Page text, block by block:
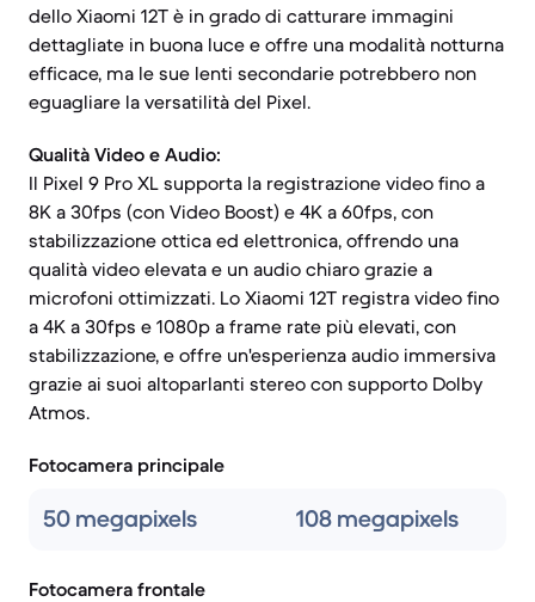
dello Xiaomi 12T è in grado di catturare immagini
dettagliate in buona luce e offre una modalità notturna
efficace, ma le sue lenti secondarie potrebbero non
eguagliare la versatilità del Pixel.
Qualità Video e Audio:
Il Pixel 9 Pro XL supporta la registrazione video fino a
8K a 30fps (con Video Boost) e 4K a 60fps, con
stabilizzazione ottica ed elettronica, offrendo una
qualità video elevata e un audio chiaro grazie a
microfoni ottimizzati. Lo Xiaomi 12T registra video fino
a 4K a 30fps e 1080p a frame rate più elevati, con
stabilizzazione, e offre un'esperienza audio immersiva
grazie ai suoi altoparlanti stereo con supporto Dolby
Atmos.
Fotocamera principale
50 megapixels 108 megapixels
Fotocamera frontale